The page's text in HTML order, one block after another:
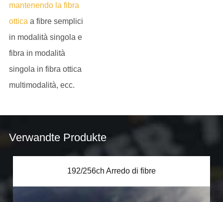
mantenendo la fibra
ottica a fibre semplici
in modalità singola e
fibra in modalità
singola in fibra ottica
multimodalità, ecc.
Verwandte Produkte
192/256ch Arredo di fibre